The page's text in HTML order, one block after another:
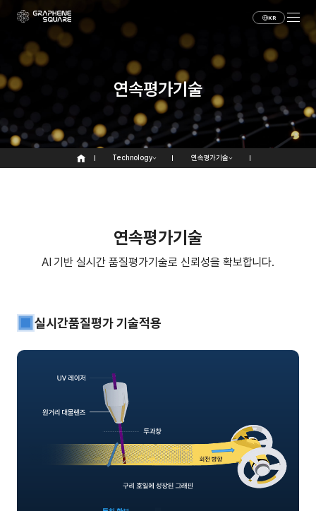
KR
연속평가기술
Technology 연속평가기술
연속평가기 술
AI 기반 실시간 품질평가기술로 신뢰성을 확보합니다.
실시간품질평가 기술적용